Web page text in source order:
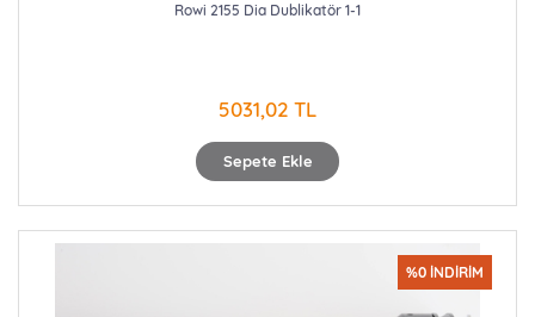
Sepete Ekle
Rowi 2155 Dia Dublikatör 1-1
5031,02 TL
%0 İNDİRİM